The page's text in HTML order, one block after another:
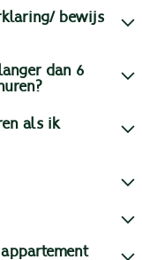
bewijs
dan 6
als ik